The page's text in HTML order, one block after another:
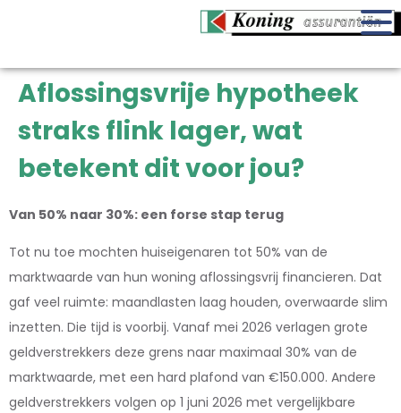
Aflossingsvrije hypotheek
straks flink lager, wat
betekent dit voor jou?
Van 50% naar 30%: een forse stap terug
Tot nu toe mochten huiseigenaren tot 50% van de
marktwaarde van hun woning aflossingsvrij financieren. Dat
gaf veel ruimte: maandlasten laag houden, overwaarde slim
inzetten. Die tijd is voorbij. Vanaf mei 2026 verlagen grote
geldverstrekkers deze grens naar maximaal 30% van de
marktwaarde, met een hard plafond van €150.000. Andere
geldverstrekkers volgen op 1 juni 2026 met vergelijkbare